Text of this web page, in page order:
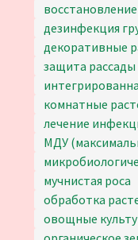
дезинфекция
декоративные
защита рассады
комнатные
лечение
МДУ
мучнистая роса
обработка
овощные